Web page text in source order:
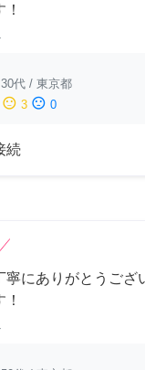
30代 / 東京都
sentiment_neutral 3 sentiment_dissatisfied 0
続
寧にありがとうござ